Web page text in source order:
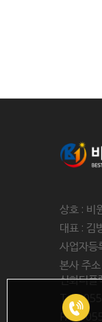
상호 : 비
대표 : 김
사업자
본사 주
신화더플
Tel :
FAX :